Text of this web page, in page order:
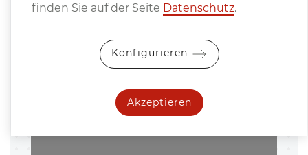
Hy­drau­li­sche 4-Walzen Blechrund­
finden Sie auf der Seite Datenschutz.
Konfigurieren
Akzeptieren